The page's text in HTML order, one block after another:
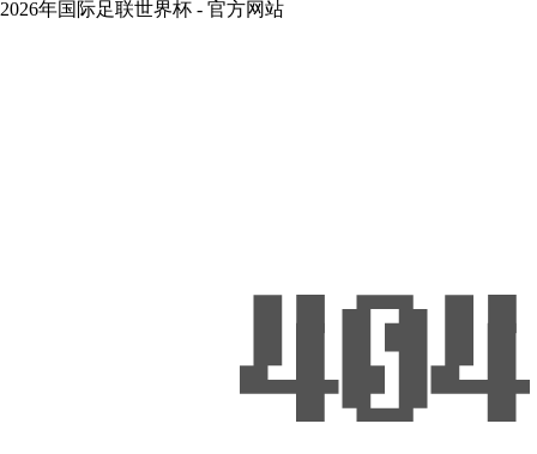
2026年国际足联世界杯 - 官方网站